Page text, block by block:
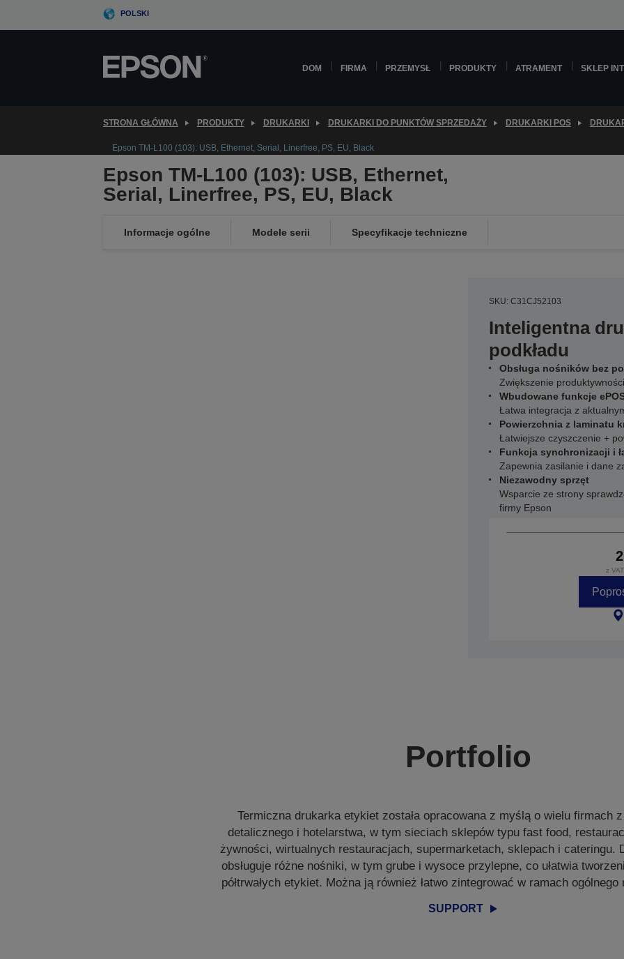
POLSKI
DOM FIRMA PRZEMYSŁ PRODUKTY ATRAMENT SKLEP
STRONA GŁÓWNA PRODUKTY DRUKARKI DRUKARKI DO PUNKTÓW SPRZEDAŻY DRUKARKI POS
Epson TM-L100 (103): USB, Ethernet, Serial, Linerfree, PS, EU, Black
Epson TM-L100 (103): USB, Ethernet,
Serial, Linerfree, PS, EU, Black
Informacje ogólne Modele serii Specyfikacje techniczne
SKU: C31CJ52103
Inteligentna
podkładu
Obsługa nośników bez
Zwiększenie
Wbudowane funkcje
Łatwa integracja z
Powierzchnia z laminatu
Łatwiejsze czyszczenie +
Funkcja synchronizacji i
Zapewnia zasilanie i dane
Niezawodny sprzęt
Wsparcie ze strony
firmy Epson
z
Portfolio
Termiczna drukarka etykiet została opracowana z myślą o wielu firmach
detalicznego i hotelarstwa, w tym sieciach sklepów typu fast food,
żywności, wirtualnych restauracjach, supermarketach, sklepach i cateringu.
obsługuje różne nośniki, w tym grube i wysoce przylepne, co ułatwia
półtrwałych etykiet. Można ją również łatwo zintegrować w ramach
SUPPORT